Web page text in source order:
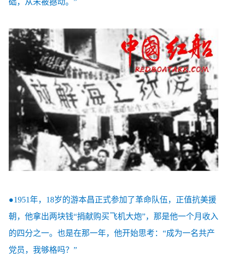
●1951年，18岁的游本昌正式参加了革命队伍，正值抗美援
朝，他拿出两块钱“捐献购买飞机大炮”，那是他一个月收入
的四分之一。也是在那一年，他开始思考：“成为一名共产
党员，我够格吗？”